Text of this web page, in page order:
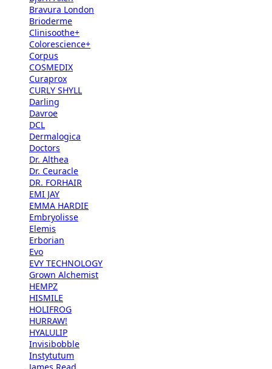
Bravura London
Brioderme
Clinisoothe+
Colorescience+
Corpus
COSMEDIX
Curaprox
CURLY SHYLL
Darling
Davroe
DCL
Dermalogica
Doctors
Dr. Althea
Dr. Ceuracle
DR. FORHAIR
EMI JAY
EMMA HARDIE
Embryolisse
Elemis
Erborian
Evo
EVY TECHNOLOGY
Grown Alchemist
HEMPZ
HISMILE
HOLIFROG
HURRAW!
HYALULIP
Invisibobble
Instytutum